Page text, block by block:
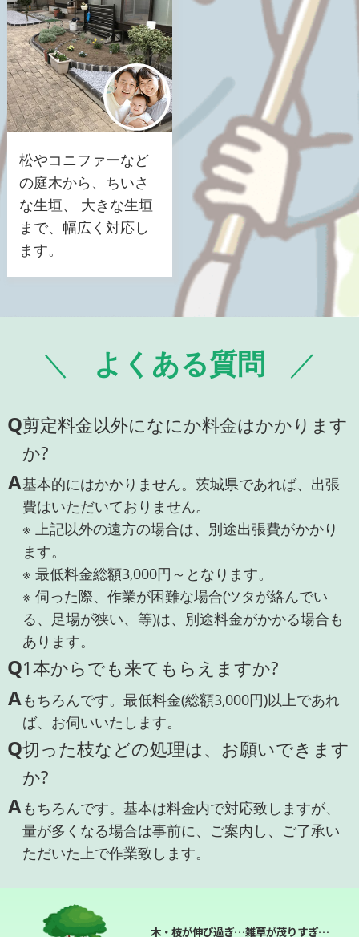
松やコニファーなど
の庭木から、ちいさ
な生垣、 大きな生垣
まで、幅広く対応し
ます。
よくある質問
Q剪定料金以外になにか料金はかかります
か?
A基本的にはかかりません。茨城県であれば、出張
費はいただいておりません。
※ 上記以外の遠方の場合は、別途出張費がかかり
ます。
※ 最低料金総額3,000円～となります。
※ 伺った際、作業が困難な場合(ツタが絡んでい
る、足場が狭い、等)は、別途料金がかかる場合も
あります。
Q1本からでも来てもらえますか?
Aもちろんです。最低料金(総額3,000円)以上であれ
ば、お伺いいたします。
Q切った枝などの処理は、お願いできます
か?
Aもちろんです。基本は料金内で対応致しますが、
量が多くなる場合は事前に、ご案内し、ご了承い
ただいた上で作業致します。
木・枝が伸び過ぎ…雑草が茂りすぎ…